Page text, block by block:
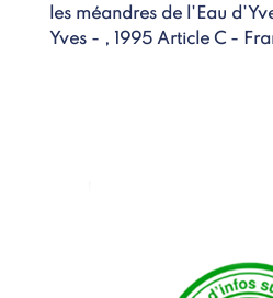
les méandres de l'Eau
Yves - , 1995 Article C -